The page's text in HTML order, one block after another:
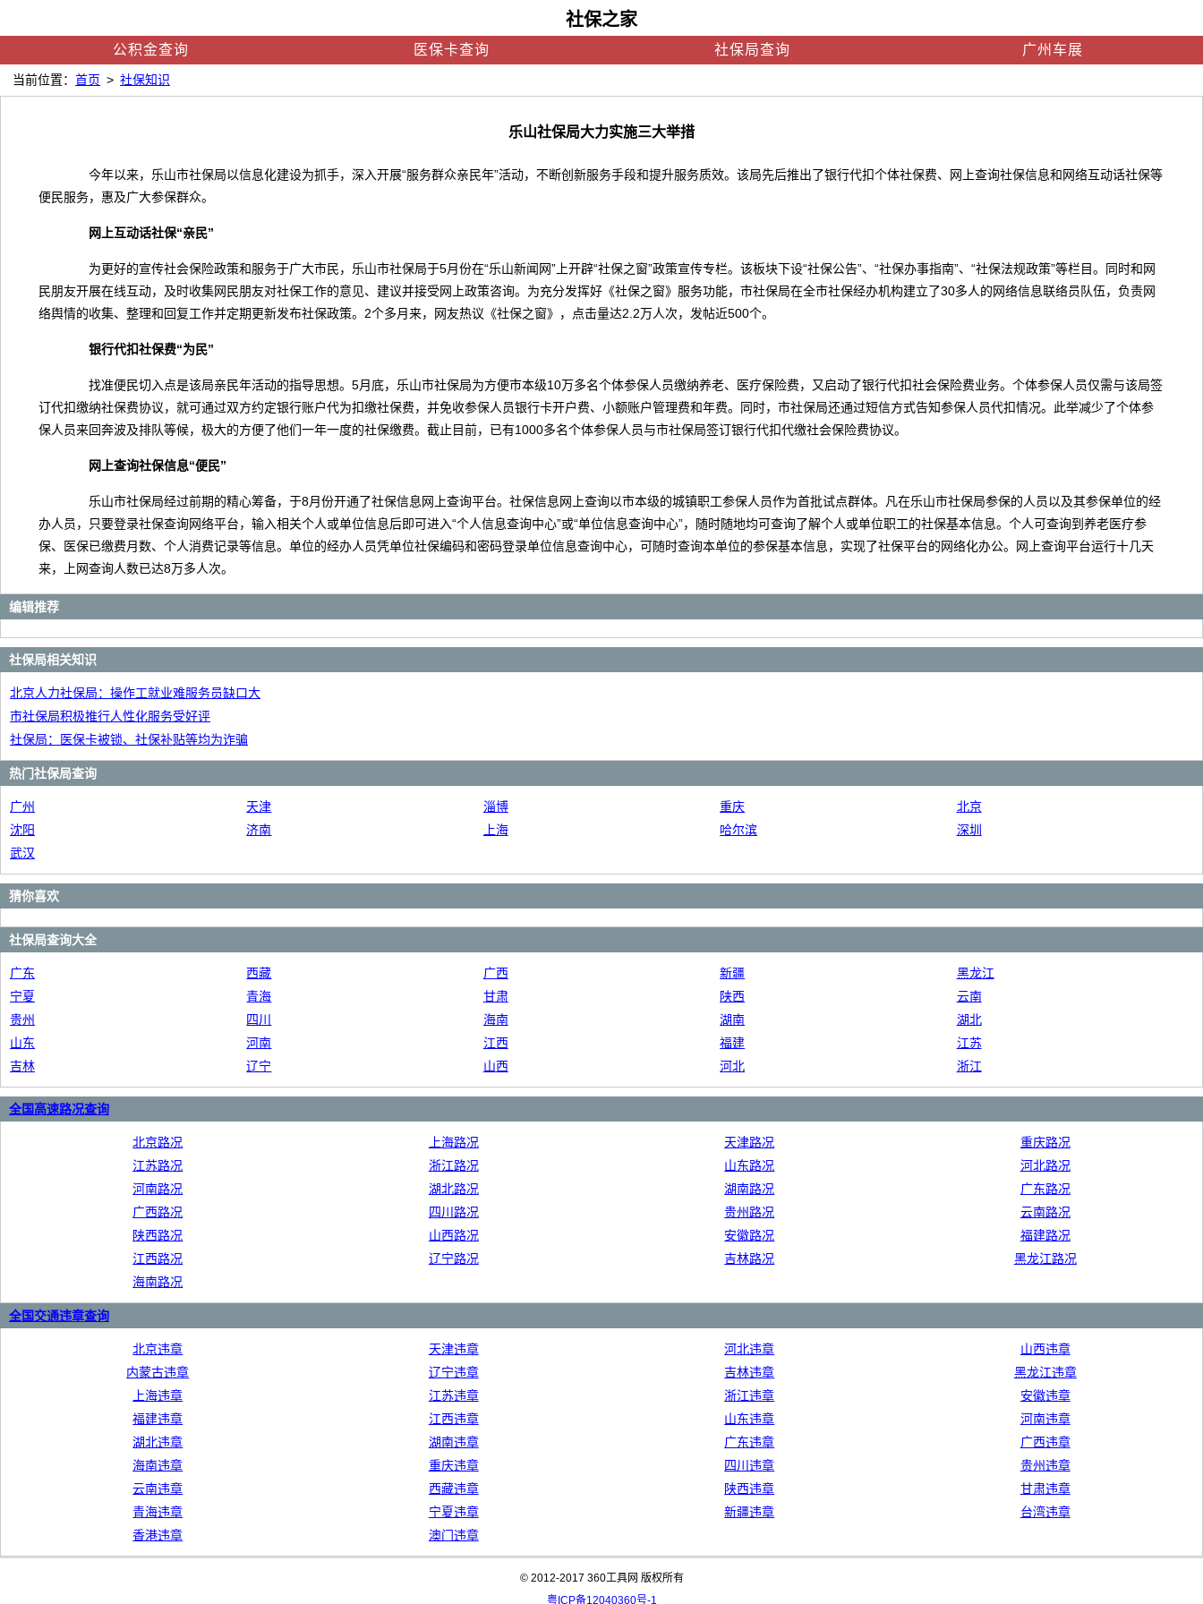
社保之家
公积金查询 医保卡查询 社保局查询 广州车展
当前位置： 首页 > 社保知识
乐山社保局大力实施三大举措
今年以来，乐山市社保局以信息化建设为抓手，深入开展“服务群众亲民年”活动，不断创新服务手段和提升服务质效。该局先后推出了银行代扣个体社保费、网上查询社保信息和网络互动话社保等
便民服务，惠及广大参保群众。
网上互动话社保“亲民”
为更好的宣传社会保险政策和服务于广大市民，乐山市社保局于5月份在“乐山新闻网”上开辟“社保之窗”政策宣传专栏。该板块下设“社保公告”、“社保办事指南”、“社保法规政策”等栏目。同时和网
民朋友开展在线互动，及时收集网民朋友对社保工作的意见、建议并接受网上政策咨询。为充分发挥好《社保之窗》服务功能，市社保局在全市社保经办机构建立了30多人的网络信息联络员队伍，负责网
络舆情的收集、整理和回复工作并定期更新发布社保政策。2个多月来，网友热议《社保之窗》，点击量达2.2万人次，发帖近500个。
银行代扣社保费“为民”
找准便民切入点是该局亲民年活动的指导思想。5月底，乐山市社保局为方便市本级10万多名个体参保人员缴纳养老、医疗保险费，又启动了银行代扣社会保险费业务。个体参保人员仅需与该局签
订代扣缴纳社保费协议，就可通过双方约定银行账户代为扣缴社保费，并免收参保人员银行卡开户费、小额账户管理费和年费。同时，市社保局还通过短信方式告知参保人员代扣情况。此举减少了个体参
保人员来回奔波及排队等候，极大的方便了他们一年一度的社保缴费。截止目前，已有1000多名个体参保人员与市社保局签订银行代扣代缴社会保险费协议。
网上查询社保信息“便民”
乐山市社保局经过前期的精心筹备，于8月份开通了社保信息网上查询平台。社保信息网上查询以市本级的城镇职工参保人员作为首批试点群体。凡在乐山市社保局参保的人员以及其参保单位的经
办人员，只要登录社保查询网络平台，输入相关个人或单位信息后即可进入“个人信息查询中心”或“单位信息查询中心”，随时随地均可查询了解个人或单位职工的社保基本信息。个人可查询到养老医疗参
保、医保已缴费月数、个人消费记录等信息。单位的经办人员凭单位社保编码和密码登录单位信息查询中心，可随时查询本单位的参保基本信息，实现了社保平台的网络化办公。网上查询平台运行十几天
来，上网查询人数已达8万多人次。
编辑推荐
社保局相关知识
北京人力社保局：操作工就业难服务员缺口大
市社保局积极推行人性化服务受好评
社保局：医保卡被锁、社保补贴等均为诈骗
热门社保局查询
广州 天津 淄博 重庆
北京
沈阳
济南 上海 哈尔滨
深圳
武汉
猜你喜欢
社保局查询大全
广东 西藏 广西 新疆
黑龙江
宁夏
青海 甘肃 陕西
云南
贵州
四川 海南 湖南
湖北
山东
河南 江西 福建
江苏
吉林
辽宁 山西 河北 浙江
全国高速路况查询
北京路况 上海路况 天津路况
重庆路况
江苏路况
浙江路况 山东路况
河北路况
河南路况
湖北路况 湖南路况
广东路况
广西路况
四川路况 贵州路况
云南路况
陕西路况
山西路况 安徽路况
福建路况
江西路况
辽宁路况 吉林路况
黑龙江路况
海南路况
全国交通违章查询
北京违章 天津违章 河北违章
山西违章
内蒙古违章
辽宁违章 吉林违章
黑龙江违章
上海违章
江苏违章 浙江违章
安徽违章
福建违章
江西违章 山东违章
河南违章
湖北违章
湖南违章 广东违章
广西违章
海南违章
重庆违章 四川违章
贵州违章
云南违章
西藏违章 陕西违章
甘肃违章
青海违章
宁夏违章 新疆违章
台湾违章
香港违章
澳门违章
© 2012-2017 360工具网 版权所有
粤ICP备12040360号-1